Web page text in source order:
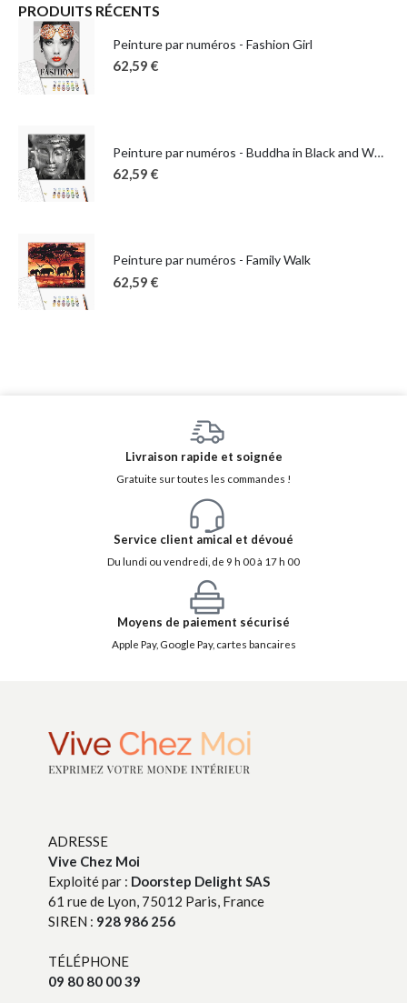
PRODUITS RÉCENTS
Peinture par numéros - Fashion Girl
62,59 €
Peinture par numéros - Buddha in Black and White
62,59 €
Peinture par numéros - Family Walk
62,59 €
Livraison rapide et soignée
Gratuite sur toutes les commandes !
Service client amical et dévoué
Du lundi ou vendredi, de 9 h 00 à 17 h 00
Moyens de paiement sécurisé
Apple Pay, Google Pay, cartes bancaires
ADRESSE
Vive Chez Moi
Exploité par : Doorstep Delight SAS
61 rue de Lyon, 75012 Paris, France
SIREN : 928 986 256
TÉLÉPHONE
09 80 80 00 39